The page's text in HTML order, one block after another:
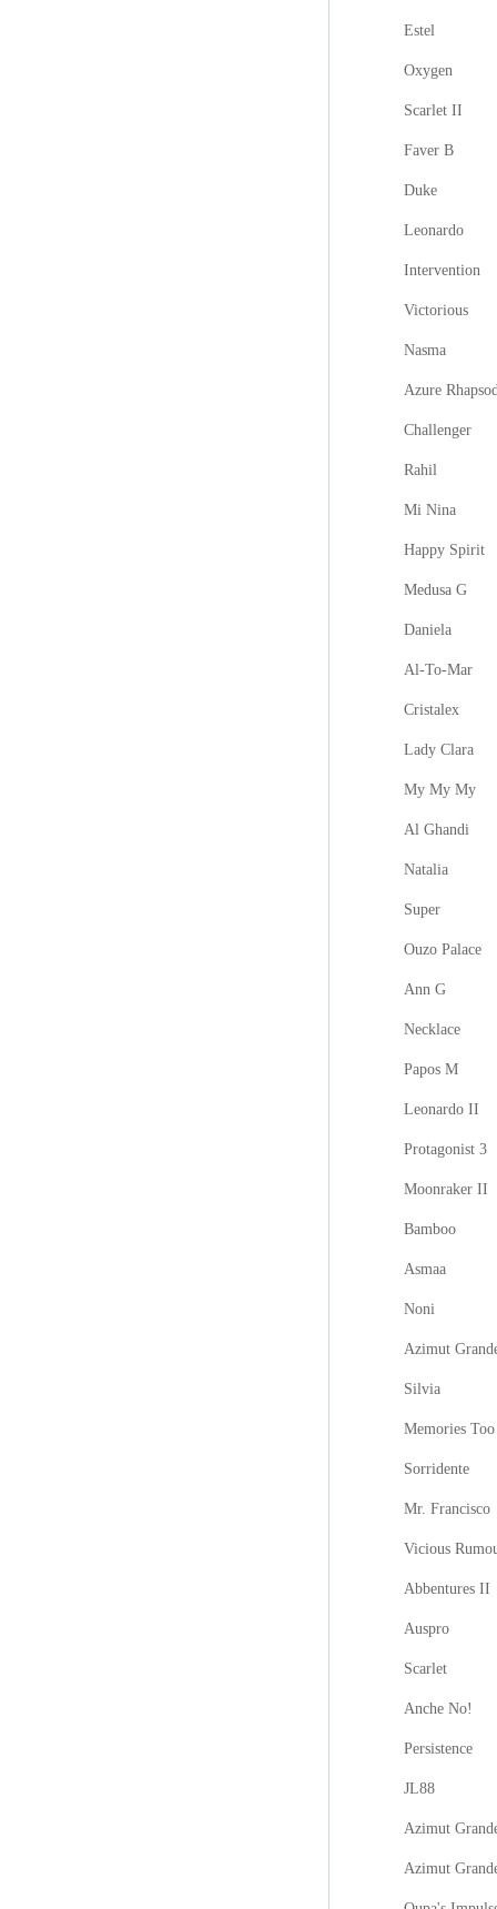
Estel
Oxygen
Scarlet II
Faver B
Duke
Leonardo
Intervention
Victorious
Nasma
Azure
Challenger
Rahil
Mi Nina
Happy Spirit
Medusa G
Daniela
Al-To-Mar
Cristalex
Lady Clara
My My My
Al Ghandi
Natalia
Super
Ouzo Palace
Ann G
Necklace
Papos M
Leonardo II
Protagonist 3
Moonraker II
Bamboo
Asmaa
Noni
Azimut
Silvia
Memories Too
Sorridente
Mr. Francisco
Vicious
Abbentures II
Auspro
Scarlet
Anche No!
Persistence
JL88
Azimut
Azimut